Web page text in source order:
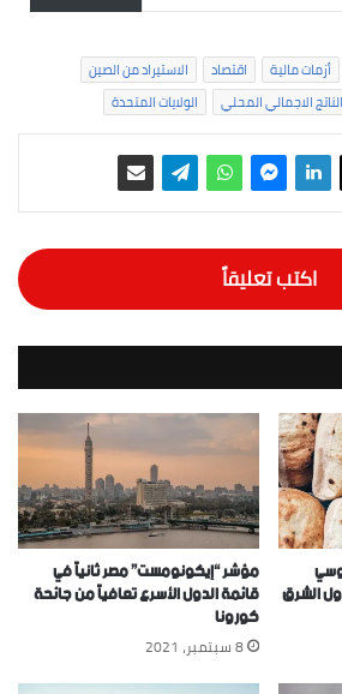
أزمات مالية اقتصاد
الاستيراد من الصين
الناتج الاجمالي المحلي الولايات المتحدة
اكتب تعليقاً
الشرق
مؤشر “إيكونومست” مصر ثانياً في
قائمة الدول الأسرع تعافياً من جائحة
كورونا
8 سبتمبر، 2021